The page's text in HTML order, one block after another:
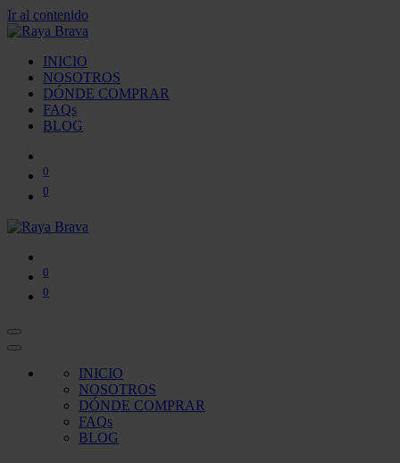
Ir al contenido
INICIO
NOSOTROS
DÓNDE COMPRAR
FAQs
BLOG
0
0
0
0
INICIO
NOSOTROS
DÓNDE COMPRAR
FAQs
BLOG